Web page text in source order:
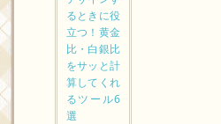
るときに役
立つ！黄金
比・白銀比
をサッと計
算してくれ
るツール6
選